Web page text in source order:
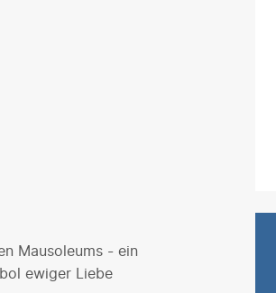
Mausoleums - ein
ewiger Liebe